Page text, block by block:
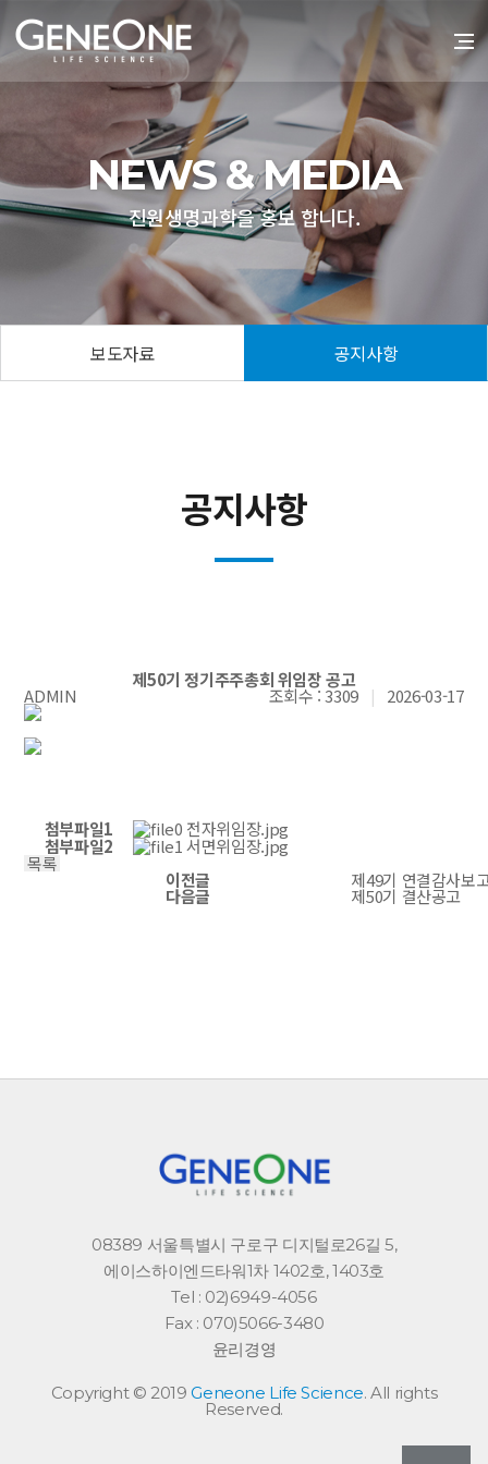
NEWS & MEDIA
진원생명과학을 홍보 합니다.
보도자료 공지사항
공지사항
제50기 정기주주총회 위임장 공고
ADMIN 조회수 : 3309 | 2026-03-17
첨부파일1 전자위임장.jpg
첨부파일2
서면위임장.jpg
이전글
제49기 연결감사보
다음글 제50기 결산공고
08389 서울특별시 구로구 디지털로26길 5,
에이스하이엔드타워1차 1402호, 1403호
Tel : 02)6949-4056
Fax : 070)5066-3480
윤리경영
Copyright © 2019Geneone Life Science. All rights
Reserved.